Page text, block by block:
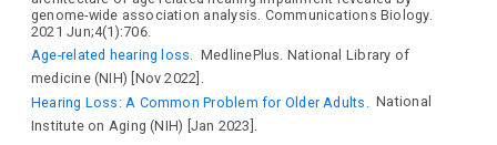
genome-wide association analysis. Communications Biology.
2021 Jun;4(1):706.
Age-related hearing loss.
MedlinePlus. National Library of
medicine (NIH) [Nov 2022].
Hearing Loss: A Common Problem for Older Adults.
National
Institute on Aging (NIH) [Jan 2023].